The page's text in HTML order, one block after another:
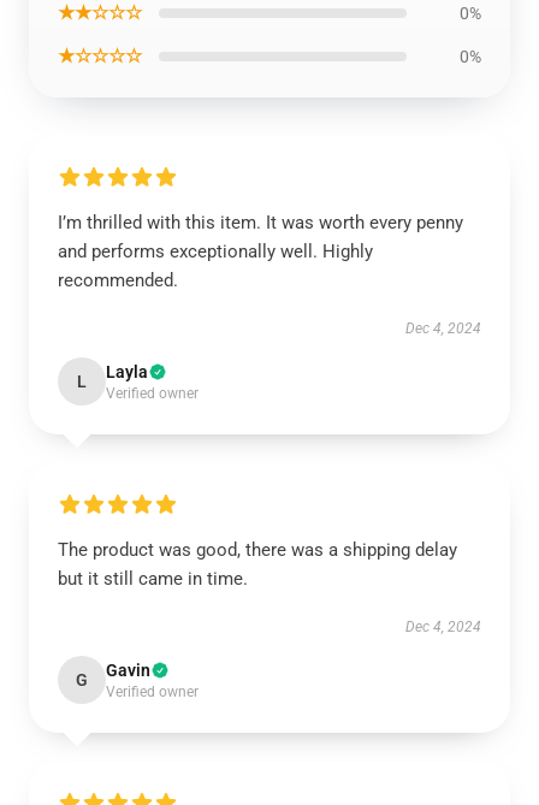
★★☆☆☆ 0%
★☆☆☆☆ 0%
I’m thrilled with this item. It was worth every penny
and performs exceptionally well. Highly
recommended.
Dec 4, 2024
L Layla
Verified owner
The product was good, there was a shipping delay
but it still came in time.
Dec 4, 2024
G Gavin
Verified owner